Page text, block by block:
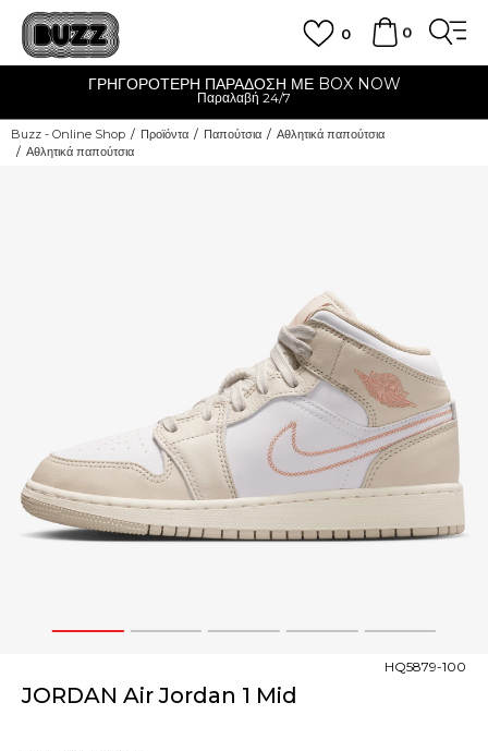
0
0
ΓΡΗΓΟΡΟΤΕΡΗ ΠΑΡΑΔΟΣΗ ΜΕ BOX NOW
Παραλαβή 24/7
Buzz - Online Shop Προϊόντα Παπούτσια
Αθλητικά παπούτσια
Αθλητικά παπούτσια
1 2 3 4 5
JORDAN Air Jordan 1 Mid
HQ5879-100